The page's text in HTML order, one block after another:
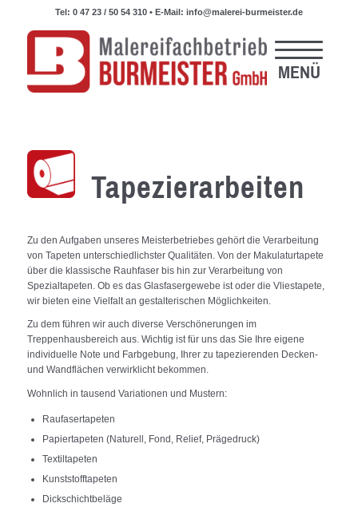
Tel: 0 47 23 / 50 54 310 • E-Mail: info@malerei-burmeister.de
Tapezierarbeiten
Zu den Aufgaben unseres Meisterbetriebes gehört die Verarbeitung
von Tapeten unterschiedlichster Qualitäten. Von der Makulaturtapete
über die klassische Rauhfaser bis hin zur Verarbeitung von
Spezialtapeten. Ob es das Glasfasergewebe ist oder die Vliestapete,
wir bieten eine Vielfalt an gestalterischen Möglichkeiten.
Zu dem führen wir auch diverse Verschönerungen im
Treppenhausbereich aus. Wichtig ist für uns das Sie Ihre eigene
individuelle Note und Farbgebung, Ihrer zu tapezierenden Decken-
und Wandflächen verwirklicht bekommen.
Wohnlich in tausend Variationen und Mustern:
Raufasertapeten
Papiertapeten (Naturell, Fond, Relief, Prägedruck)
Textiltapeten
Kunststofftapeten
Dickschichtbeläge